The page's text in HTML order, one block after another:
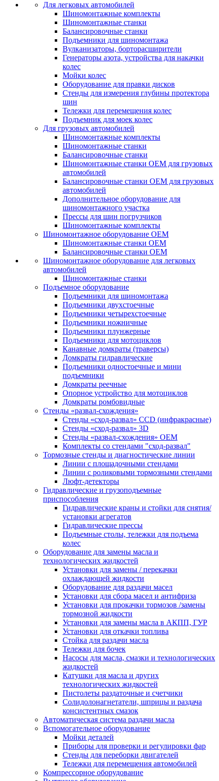
Для легковых автомобилей
Шиномонтажные комплекты
Шиномонтажные станки
Балансировочные станки
Подъемники для шиномонтажа
Вулканизаторы, борторасширители
Генераторы азота, устройства для накачки
колес
Мойки колес
Оборудование для правки дисков
Стенды для измерения глубины протектора
шин
Тележки для перемещения колес
Подъемник для моек колеc
Для грузовых автомобилей
Шиномонтажные комплекты
Шиномонтажные станки
Балансировочные станки
Шиномонтажные станки ОЕМ для грузовых
автомобилей
Балансировочные станки ОЕМ для грузовых
автомобилей
Дополнительное оборудование для
шиномонтажного участка
Прессы для шин погрузчиков
Шиномонтажные комплекты
Шиномонтажное оборудование ОЕМ
Шиномонтажные станки ОЕМ
Балансировочные станки ОЕМ
Шиномонтажное оборудование для легковых
автомобилей
Шиномонтажные станки
Подъемное оборудование
Подъемники для шиномонтажа
Подъемники двухстоечные
Подъемники четырехстоечные
Подъемники ножничные
Подъемники плунжерные
Подъемники для мотоциклов
Канавные домкраты (траверсы)
Домкраты гидравлические
Подъемники одностоечные и мини
подъемники
Домкраты реечные
Опорное устройство для мотоциклов
Домкраты ромбовидные
Стенды «развал-схождения»
Стенды «сход-развал» CCD (инфракрасные)
Стенды «сход-развал» 3D
Стенды «развал-схождения» ОЕМ
Комплекты со стендами "сход-развал"
Тормозные стенды и диагностические линии
Линии с площадочными стендами
Линии с роликовыми тормозными стендами
Люфт-детекторы
Гидравлические и грузоподъемные
приспособления
Гидравлические краны и стойки для снятия/
установки агрегатов
Гидравлические прессы
Подъемные столы, тележки для подъема
колес
Оборудование для замены масла и
технологических жидкостей
Установки для замены / перекачки
охлаждающей жидкости
Оборудование для раздачи масел
Установки для сбора масел и антифриза
Установки для прокачки тормозов /замены
тормозной жидкости
Установки для замены масла в АКПП, ГУР
Установки для откачки топлива
Стойка для раздачи масла
Тележки для бочек
Насосы для масла, смазки и технологических
жидкостей
Катушки для масла и других
технологических жидкостей
Пистолеты раздаточные и счетчики
Солидолонагнетатели, шприцы и раздача
консистентных смазок
Автоматическая система раздачи масла
Вспомогательное оборудование
Мойки деталей
Приборы для проверки и регулировки фар
Стенды для переборки двигателей
Тележки для перемещения автомобилей
Компрессорное оборудование